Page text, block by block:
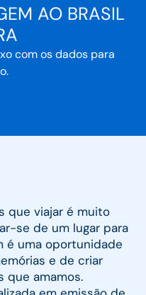
AO BRASIL
com os dados para
que viajar é muito
se de um lugar para
é uma oportunidade
e de criar
que amamos.